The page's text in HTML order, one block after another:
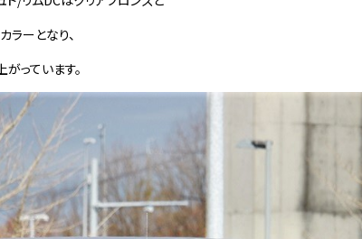
ラーとなり、
っています。